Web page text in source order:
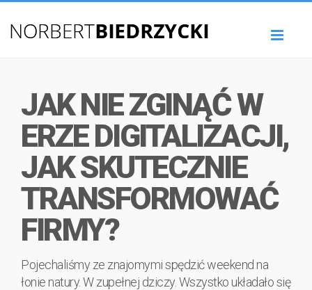
JAK NIE ZGINĄĆ W
ERZE DIGITALIZACJI,
JAK SKUTECZNIE
TRANSFORMOWAĆ
FIRMY?
Pojechaliśmy ze znajomymi spędzić weekend na
łonie natury. W zupełnej dziczy. Wszystko układało się